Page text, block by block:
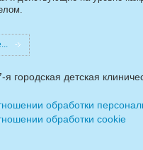
городская детская
обработки
обработки cookie